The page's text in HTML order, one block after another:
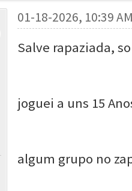
01-18-2026, 10:39
Salve rapaziada,
joguei a uns 15
algum grupo no